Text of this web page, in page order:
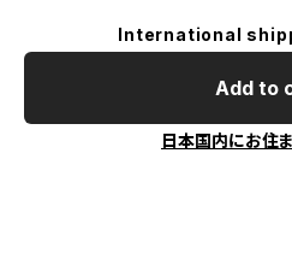
International
Add to
日本国内にお住